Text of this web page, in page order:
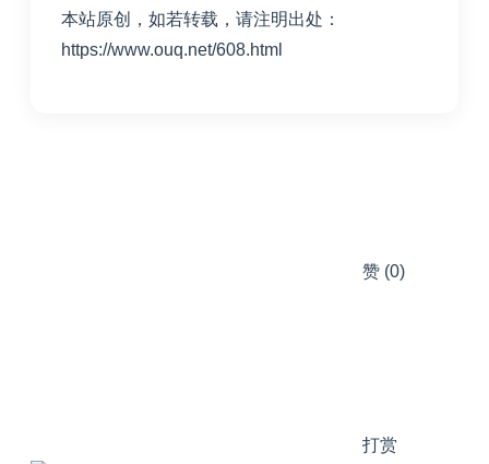
本站原创，如若转载，请注明出处：
https://www.ouq.net/608.html
赞 (0)
打赏